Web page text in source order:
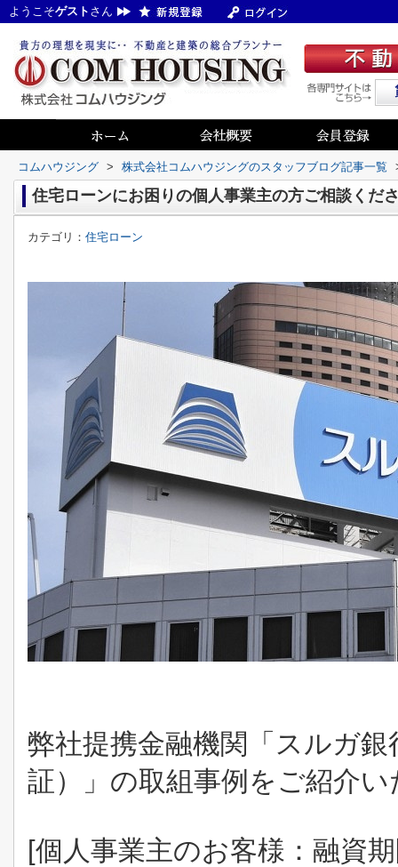
ようこそゲスト さん
コムハウジング > 株式会社コムハウジングのスタッフブログ記事一覧
住宅ローンにお困りの個人事業主の方ご相談くだ
カテゴリ： 住宅ローン
弊社提携金融機関「スルガ
証）」の取組事例をご紹介
[個人事業主のお客様：融資